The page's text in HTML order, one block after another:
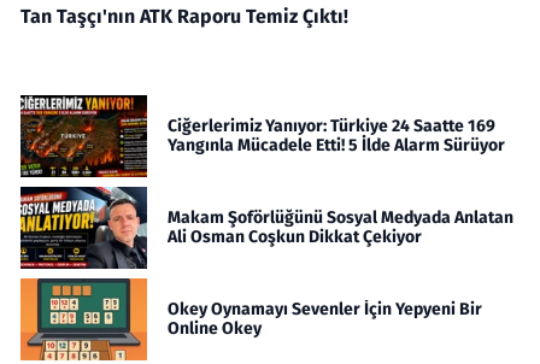
Tan Taşçı'nın ATK Raporu Temiz Çıktı!
Ciğerlerimiz Yanıyor: Türkiye 24 Saatte 169
Yangınla Mücadele Etti! 5 İlde Alarm Sürüyor
Makam Şoförlüğünü Sosyal Medyada Anlatan
Ali Osman Coşkun Dikkat Çekiyor
Okey Oynamayı Sevenler İçin Yepyeni Bir
Online Okey